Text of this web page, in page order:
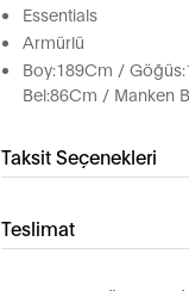
Essentials
Armürlü
Boy:189Cm /
Bel:86Cm / Manken
Taksit Seçenekleri
Teslimat